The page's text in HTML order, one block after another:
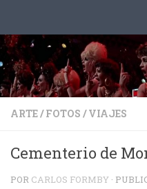
ARTE/ FOTOS / VIAJES
Cementerio de
POR CARLOS FORMBY ·